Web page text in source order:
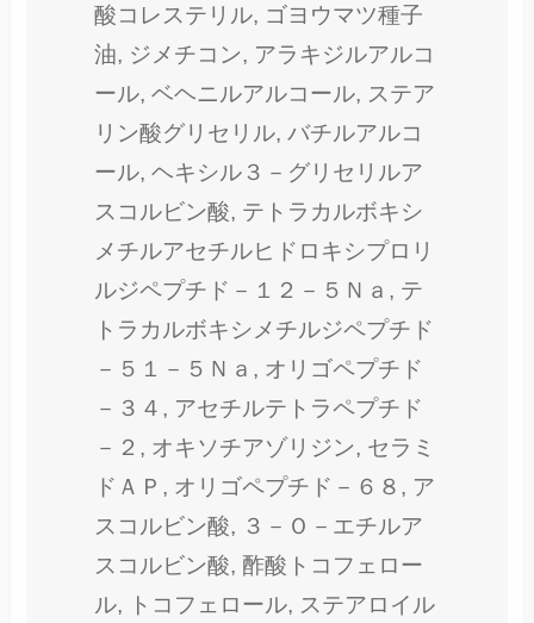
酸コレステリル, ゴヨウマツ種子
油, ジメチコン, アラキジルアルコ
ール, ベヘニルアルコール, ステア
リン酸グリセリル, バチルアルコ
ール, ヘキシル３－グリセリルア
スコルビン酸, テトラカルボキシ
メチルアセチルヒドロキシプロリ
ルジペプチド－１２－５Ｎａ, テ
トラカルボキシメチルジペプチド
－５１－５Ｎａ, オリゴペプチド
－３４, アセチルテトラペプチド
－２, オキソチアゾリジン, セラミ
ドＡＰ, オリゴペプチド－６８, ア
スコルビン酸, ３－Ｏ－エチルア
スコルビン酸, 酢酸トコフェロー
ル, トコフェロール, ステアロイル